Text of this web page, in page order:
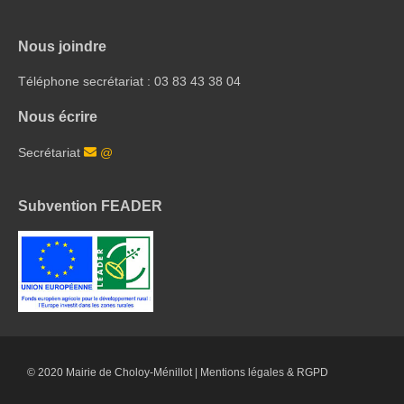
Nous joindre
Téléphone secrétariat : 03 83 43 38 04
Nous écrire
Secrétariat @
Subvention FEADER
© 2020 Mairie de Choloy-Ménillot | Mentions légales & RGPD